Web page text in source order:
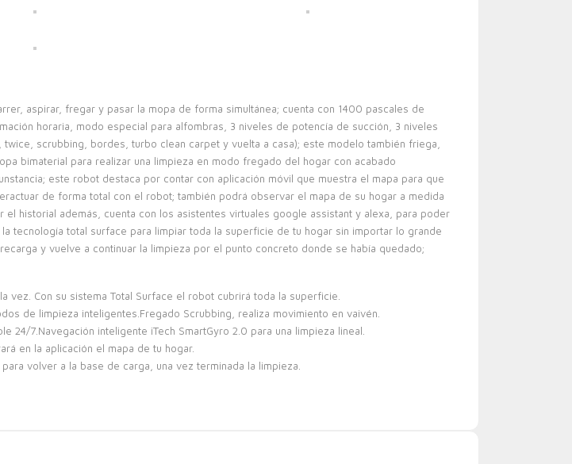
aspirar, fregar y pasar la mopa de forma simultánea; cuenta con 1400 pascales de
horaria, modo especial para alfombras, 3 niveles de potencía de succión, 3 niveles
scrubbing, bordes, turbo clean carpet y vuelta a casa); este modelo también friega,
bimaterial para realizar una limpieza en modo fregado del hogar con acabado
este robot destaca por contar con aplicación móvil que muestra el mapa para que
de forma total con el robot; también podrá observar el mapa de su hogar a medida
historial además, cuenta con los asistentes virtuales google assistant y alexa, para poder
tecnología total surface para limpiar toda la superficie de tu hogar sin importar lo grande
y vuelve a continuar la limpieza por el punto concreto donde se había quedado;
Con su sistema Total Surface el robot cubrirá toda la superficie.
de limpieza inteligentes.Fregado Scrubbing, realiza movimiento en vaivén.
24/7.Navegación inteligente iTech SmartGyro 2.0 para una limpieza lineal.
en la aplicación el mapa de tu hogar.
volver a la base de carga, una vez terminada la limpieza.